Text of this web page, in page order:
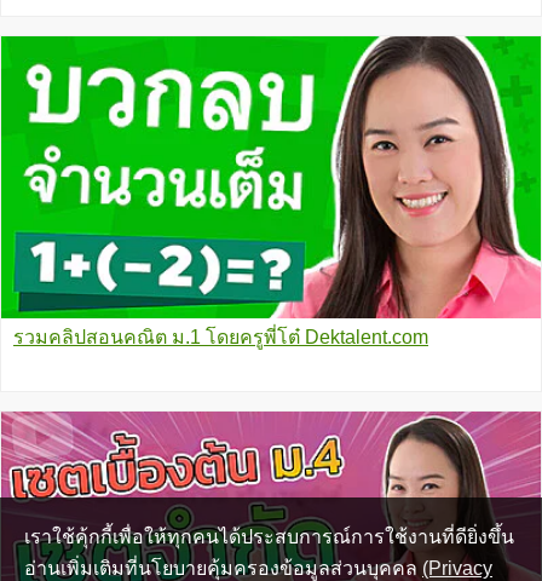
รวมคลิปสอนคณิต ม.1 โดยครูพี่โต๋ Dektalent.com
เราใช้คุ้กกี้เพื่อให้ทุกคนได้ประสบการณ์การใช้งานที่ดียิ่งขึ้น
อ่านเพิ่มเติมที่นโยบายคุ้มครองข้อมูลส่วนบุคคล (Privacy